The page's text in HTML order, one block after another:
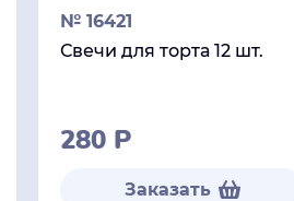
№ 16421
Свечи для торта 12 шт.
280 Р
Заказать